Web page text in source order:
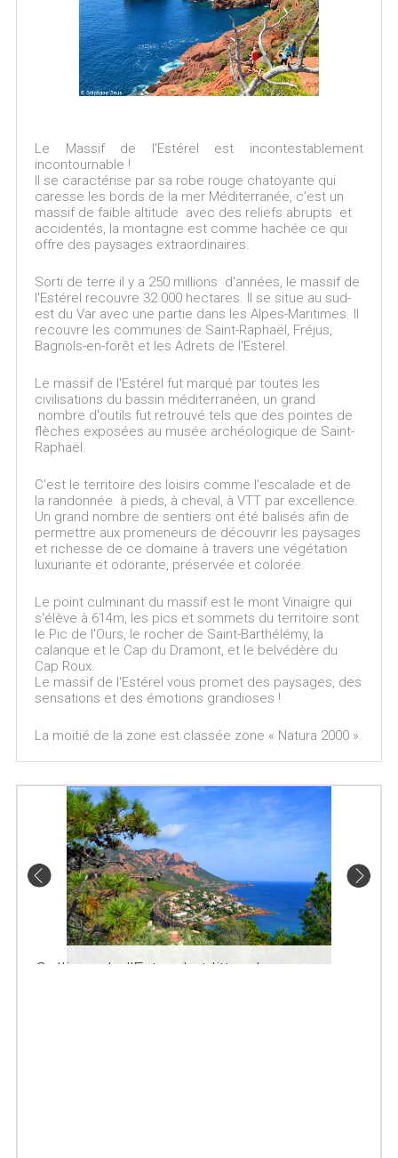
Le Massif de l'Estérel est incontestablement
incontournable !
Il se caractérise par sa robe rouge chatoyante qui
caresse les bords de la mer Méditerranée, c'est un
massif de faible altitude avec des reliefs abrupts et
accidentés, la montagne est comme hachée ce qui
offre des paysages extraordinaires.
Sorti de terre il y a 250 millions d'années, le massif de
l'Estérel recouvre 32 000 hectares. Il se situe au sud-
est du Var avec une partie dans les Alpes-Maritimes. Il
recouvre les communes de Saint-Raphaël, Fréjus,
Bagnols-en-forêt et les Adrets de l'Esterel.
Le massif de l'Estérel fut marqué par toutes les
civilisations du bassin méditerranéen, un grand
nombre d'outils fut retrouvé tels que des pointes de
flèches exposées au musée archéologique de Saint-
Raphaël.
C'est le territoire des loisirs comme l'escalade et de
la randonnée à pieds, à cheval, à VTT par excellence.
Un grand nombre de sentiers ont été balisés afin de
permettre aux promeneurs de découvrir les paysages
et richesse de ce domaine à travers une végétation
luxuriante et odorante, préservée et colorée.
Le point culminant du massif est le mont Vinaigre qui
s'élève à 614m, les pics et sommets du territoire sont
le Pic de l'Ours, le rocher de Saint-Barthélémy, la
calanque et le Cap du Dramont, et le belvédère du
Cap Roux.
Le massif de l'Estérel vous promet des paysages, des
sensations et des émotions grandioses !
La moitié de la zone est classée zone « Natura 2000 ».
Collines de l'Esterel et littoral